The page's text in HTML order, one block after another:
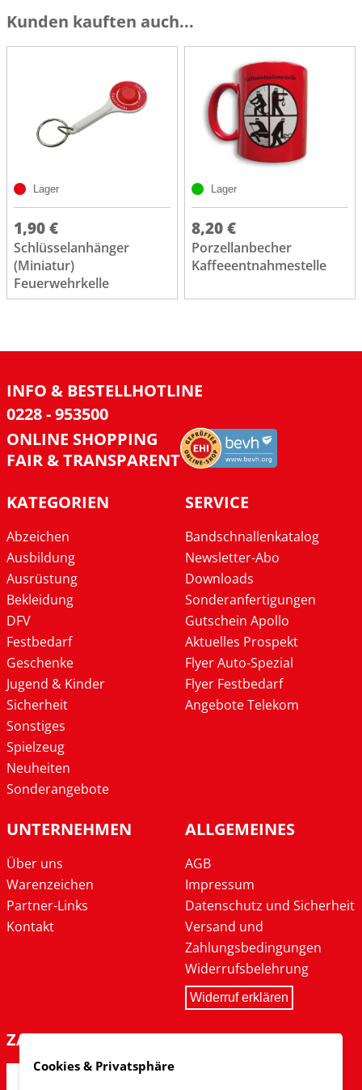
Kunden kauften auch...
Lager
1,90 €
Schlüsselanhänger
(Miniatur)
Feuerwehrkelle
Lager
8,20 €
Porzellanbecher
Kaffeeentnahmestelle
INFO & BESTELLHOTLINE
0228 - 953500
ONLINE SHOPPING
FAIR & TRANSPARENT
KATEGORIEN
Abzeichen
Ausbildung
Ausrüstung
Bekleidung
DFV
Festbedarf
Geschenke
Jugend & Kinder
Sicherheit
Sonstiges
Spielzeug
Neuheiten
Sonderangebote
SERVICE
Bandschnallenkatalog
Newsletter-Abo
Downloads
Sonderanfertigungen
Gutschein Apollo
Aktuelles Prospekt
Flyer Auto-Spezial
Flyer Festbedarf
Angebote Telekom
UNTERNEHMEN
Über uns
Warenzeichen
Partner-Links
Kontakt
ALLGEMEINES
AGB
Impressum
Datenschutz und Sicherheit
Versand und
Zahlungsbedingungen
Widerrufsbelehrung
Widerruf erklären
ZAHLARTEN
Cookies & Privatsphäre